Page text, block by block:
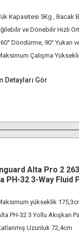
Kapasitesi 5Kg , Bacak
ve Dönebilir Hızlı
Döndürme, 90° Yukarı
Çalışma
Detayları Gör
Alta Pro 2
PH-32 3-Way Fluid
yükseklik
PH-32 3 Yollu Akışkan
Uzunluk 72,4cm